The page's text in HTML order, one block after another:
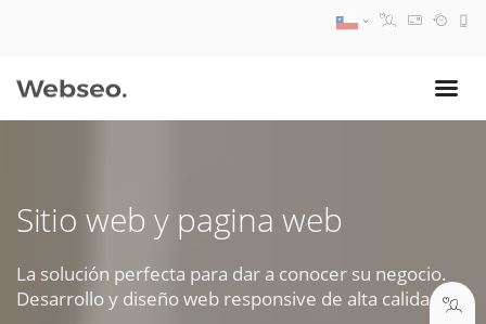
Sitio web y pagina web
La solución perfecta para dar a conocer su negocio.
Desarrollo y diseño web responsive de alta calidad.
09:30 AM A 18:30 PM
soporte@webseo.cl